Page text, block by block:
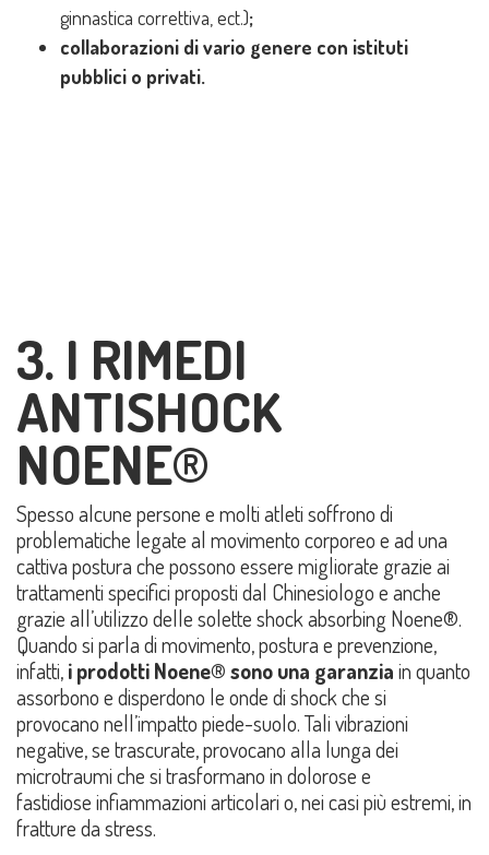
ginnastica correttiva, ect.);
collaborazioni di vario genere con istituti
pubblici o privati.
3. I RIMEDI
ANTISHOCK
NOENE®
Spesso alcune persone e molti atleti soffrono di
problematiche legate al movimento corporeo e ad una
cattiva postura che possono essere migliorate grazie ai
trattamenti specifici proposti dal Chinesiologo e anche
grazie all’utilizzo delle solette shock absorbing Noene®.
Quando si parla di movimento, postura e prevenzione,
infatti,i prodotti Noene® sono una garanziain quanto
assorbono e disperdono le onde di shock che si
provocano nell’impatto piede-suolo. Tali vibrazioni
negative, se trascurate, provocano alla lunga dei
microtraumi che si trasformano in dolorose e
fastidiose infiammazioni articolari o, nei casi più estremi, in
fratture da stress.